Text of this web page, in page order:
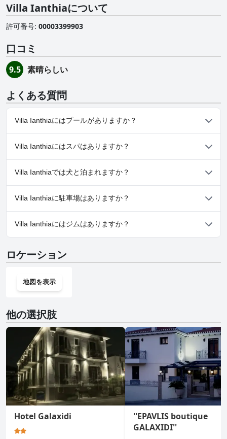
Villa Ianthiaについて
許可番号: 00003399903
口コミ
9.5 素晴らしい
よくある質問
Villa Ianthiaにはプールがありますか？
いいえ、Villa Ianthiaにはプールがありません。
Villa Ianthiaにはスパはありますか？
いいえ、Villa Ianthiaではスパはご利用いただけません。
Villa Ianthiaでは犬と泊まれますか？
いいえ、Villa Ianthiaでは犬と泊まることはできません。
Villa Ianthiaに駐車場はありますか？
いいえ、Villa Ianthiaでは駐車場はご利用いただけません。
Villa Ianthiaにはジムはありますか？
ロケーション
地図を表示
他の選択肢
Hotel Galaxidi
''EPAVLIS boutique
GALAXIDI''